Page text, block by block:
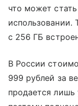
что может
использовании.
с 256 ГБ
В России
999 рублей за
продается лишь